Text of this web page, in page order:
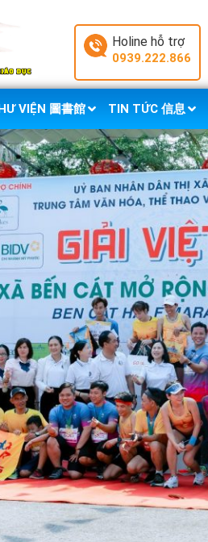
Holine hỗ trợ
0939.222.866
VIỆN 圖書館 TIN TỨC 信息